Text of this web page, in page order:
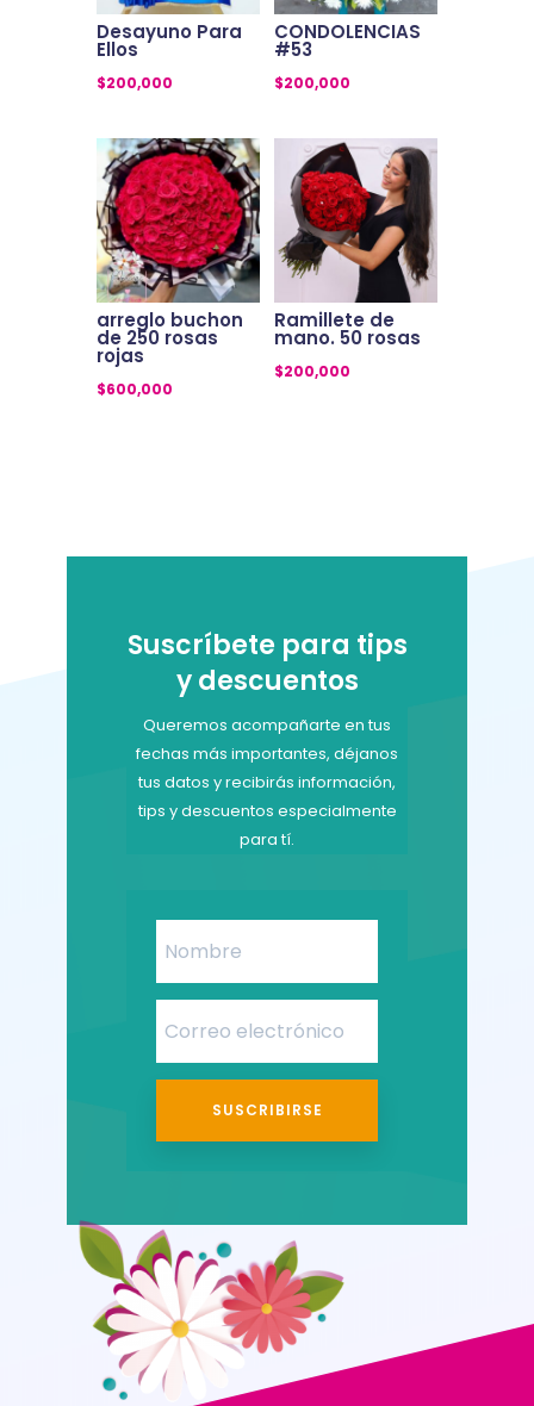
Desayuno Para
Ellos
$200,000
CONDOLENCIAS
#53
$200,000
arreglo buchon
de 250 rosas
rojas
$600,000
Ramillete de
mano. 50 rosas
$200,000
Suscríbete para tips
y descuentos
Queremos acompañarte en tus
fechas más importantes, déjanos
tus datos y recibirás información,
tips y descuentos especialmente
para tí.
SUSCRIBIRSE